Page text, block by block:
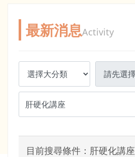
最新消息Activity
目前搜尋條件：肝硬化講座